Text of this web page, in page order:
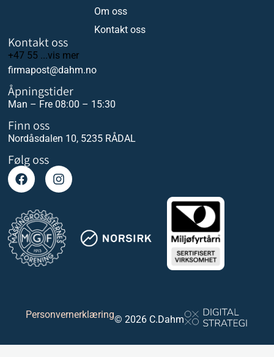
Om oss
Kontakt oss
Kontakt oss
+47 55 ...vis mer
firmapost@dahm.no
Åpningstider
Man – Fre 08:00 – 15:30
Finn oss
Nordåsdalen 10, 5235 RÅDAL
Følg oss
Personvernerklæring© 2026 C.Dahm